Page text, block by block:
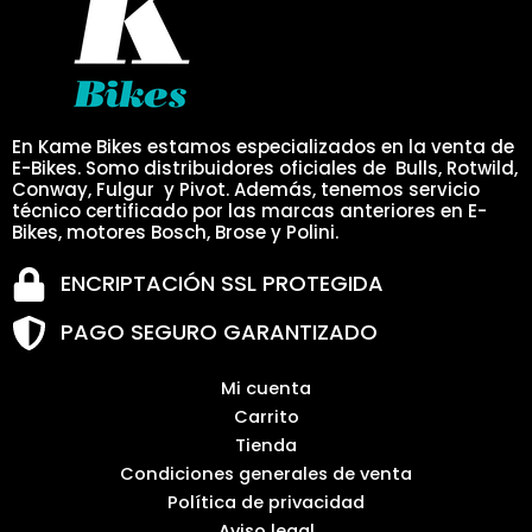
En Kame Bikes estamos especializados en la venta de
E-Bikes. Somo distribuidores oficiales de Bulls, Rotwild,
Conway, Fulgur y Pivot. Además, tenemos servicio
técnico certificado por las marcas anteriores en E-
Bikes, motores Bosch, Brose y Polini.
ENCRIPTACIÓN SSL PROTEGIDA
PAGO SEGURO GARANTIZADO
Mi cuenta
Carrito
Tienda
Condiciones generales de venta
Política de privacidad